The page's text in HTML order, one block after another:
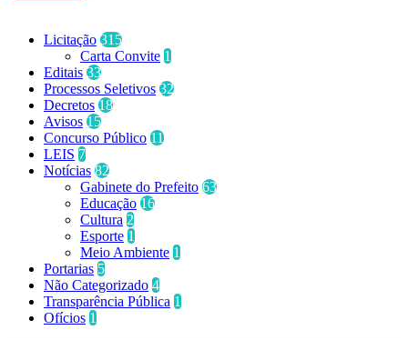
Licitação 315
Carta Convite 1
Editais 33
Processos Seletivos 32
Decretos 18
Avisos 15
Concurso Público 11
LEIS 7
Notícias 82
Gabinete do Prefeito 63
Educação 16
Cultura 2
Esporte 1
Meio Ambiente 1
Portarias 5
Não Categorizado 4
Transparência Pública 1
Ofícios 1